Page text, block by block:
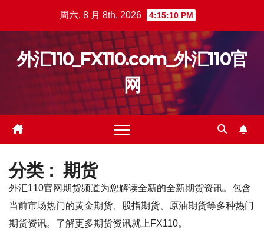
周六. 8 月 8th, 2026 4:15:11 PM
外汇110_FX110.com_外汇110官
网
分类： 期货
外汇110官网期货频道为您解读全新的全新期货资讯。包含
当前市场热门的黄金期货、股指期货、原油期货等多种热门
期货资讯。了解更多期货资讯就上FX110。